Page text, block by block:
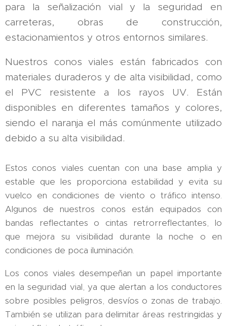
para la señalización vial y la seguridad en
carreteras, obras de construcción,
estacionamientos y otros entornos similares.
Nuestros conos viales están fabricados con
materiales duraderos y de alta visibilidad, como
el PVC resistente a los rayos UV. Están
disponibles en diferentes tamaños y colores,
siendo el naranja el más comúnmente utilizado
debido a su alta visibilidad.
Estos conos viales cuentan con una base amplia y
estable que les proporciona estabilidad y evita su
vuelco en condiciones de viento o tráfico intenso.
Algunos de nuestros conos están equipados con
bandas reflectantes o cintas retrorreflectantes, lo
que mejora su visibilidad durante la noche o en
condiciones de poca iluminación.
Los conos viales desempeñan un papel importante
en la seguridad vial, ya que alertan a los conductores
sobre posibles peligros, desvíos o zonas de trabajo.
También se utilizan para delimitar áreas restringidas y